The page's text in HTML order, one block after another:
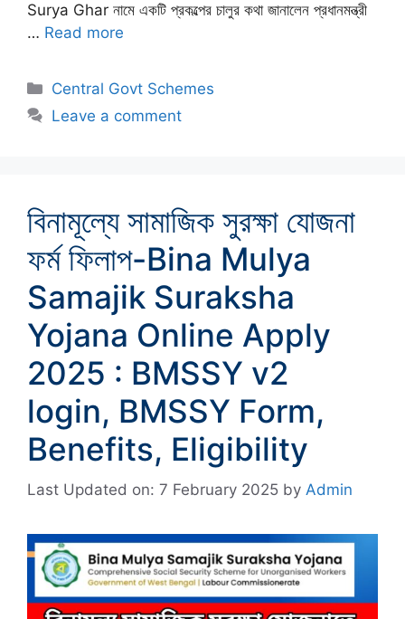
Surya Ghar নামে একটি প্রকল্পের চালুর কথা জানালেন প্রধানমন্ত্রী
… Read more
Categories
Central Govt Schemes
Leave a comment
বিনামূল্যে সামাজিক সুরক্ষা যোজনা
ফর্ম ফিলাপ-Bina Mulya
Samajik Suraksha
Yojana Online Apply
2025 : BMSSY v2
login, BMSSY Form,
Benefits, Eligibility
Last Updated on: 7 February 2025 by Admin